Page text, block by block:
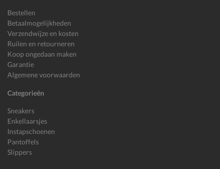
Bestellen
Betaalmogelijkheden
Verzendwijze en kosten
Ruilen en retourneren
Koop ongedaan maken
Garantie
Algemene voorwaarden
Categorieën
Sneakers
Enkellaarsjes
Instapschoenen
Pantoffels
Slippers